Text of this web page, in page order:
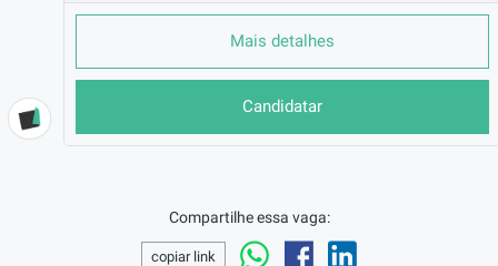
profissional e reconhece os resultados
alcançados. Aqui, cada colaborador tem a
oportunidade de crescer, contribuir e fazer
parte de uma equipe comprometida com a
LOCALIZAÇÃO
Jardim Virgínia - Itatiba/SP
Candidatar
Mais detalhes
Compartilhe essa vaga:
copiar link